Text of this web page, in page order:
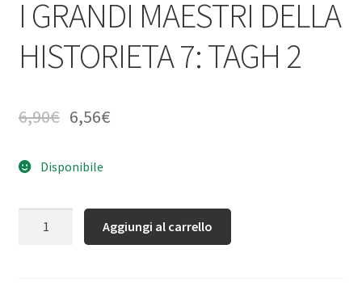
I GRANDI MAESTRI DELLA
HISTORIETA 7: TAGH 2
6,90€ 6,56€
Disponibile
Aggiungi al carrello